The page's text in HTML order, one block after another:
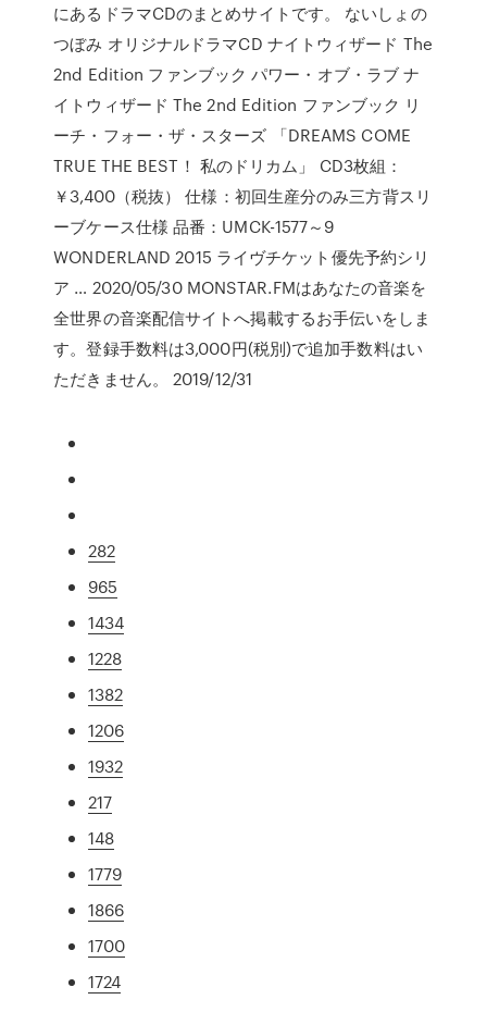
にあるドラマCDのまとめサイトです。 ないしょの
つぼみ オリジナルドラマCD ナイトウィザード The
2nd Edition ファンブック パワー・オブ・ラブ ナ
イトウィザード The 2nd Edition ファンブック リ
ーチ・フォー・ザ・スターズ 「DREAMS COME
TRUE THE BEST！ 私のドリカム」 CD3枚組：
￥3,400（税抜） 仕様：初回生産分のみ三方背スリ
ーブケース仕様 品番：UMCK-1577～9
WONDERLAND 2015 ライヴチケット優先予約シリ
ア … 2020/05/30 MONSTAR.FMはあなたの音楽を
全世界の音楽配信サイトへ掲載するお手伝いをしま
す。登録手数料は3,000円(税別)で追加手数料はい
ただきません。 2019/12/31
282
965
1434
1228
1382
1206
1932
217
148
1779
1866
1700
1724